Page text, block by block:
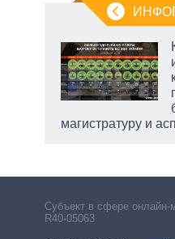
магистратуру и
Субъект в сфере
R40-05063